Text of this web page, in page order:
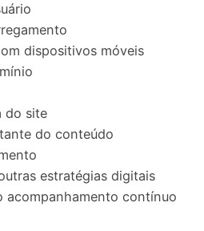
dispositivos móveis
do site
do conteúdo
estratégias digitais
acompanhamento contínuo